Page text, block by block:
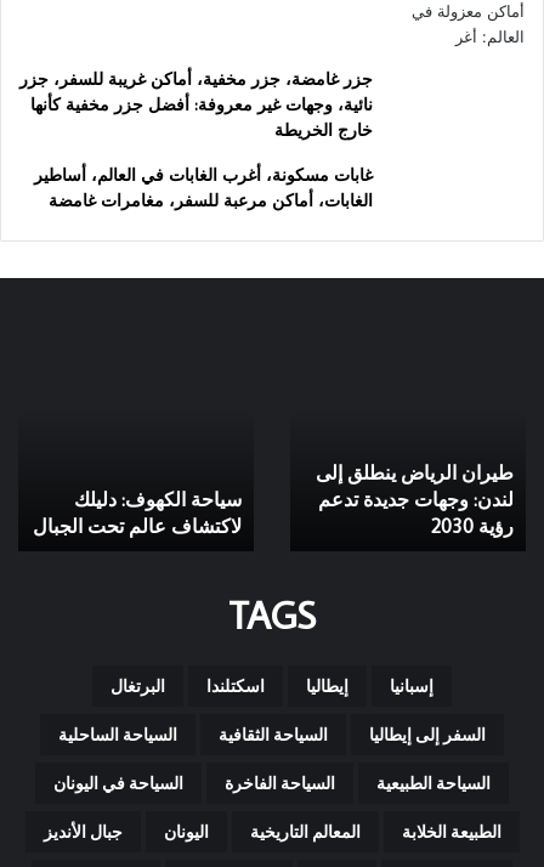
جزر غامضة، جزر مخفية، أماكن غريبة للسفر، جزر
نائية، وجهات غير معروفة: أفضل جزر مخفية كأنها
خارج الخريطة
غابات مسكونة، أغرب الغابات في العالم، أساطير
الغابات، أماكن مرعبة للسفر، مغامرات غامضة
الخريطة
اختار الدول التي زرتها من
الخريطة
قديمة،
سياحة
أثرية،
مخفية،
مساكن
آثار
تحت
الأرض:
مذهلة
قديمة
لحضارات قديمة مخفية
تحت الشمس
TAGS
إسبانيا إيطاليا اسكتلندا البرتغال
السفر إلى إيطاليا السياحة الثقافية السياحة الساحلية
السياحة الطبيعية السياحة الفاخرة السياحة في اليونان
الطبيعة الخلابة المعالم التاريخية اليونان جبال الأنديز